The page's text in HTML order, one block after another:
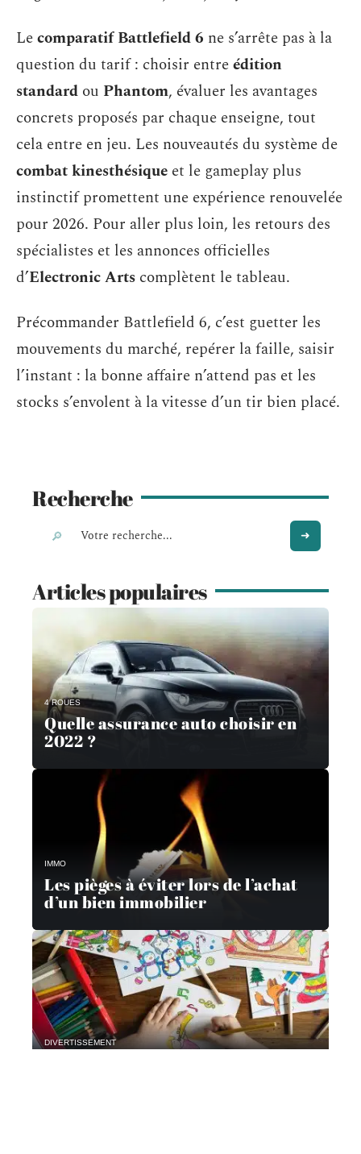
Lecomparatif Battlefield 6 ne s’arrête pas à la
question du tarif : choisir entreédition
standard ou Phantom, évaluer les avantages
concrets proposés par chaque enseigne, tout
cela entre en jeu. Les nouveautés du système de
combat kinesthésique et le gameplay plus
instinctif promettent une expérience renouvelée
pour 2026. Pour aller plus loin, les retours des
spécialistes et les annonces officielles
d’Electronic Arts complètent le tableau.
Précommander Battlefield 6, c’est guetter les
mouvements du marché, repérer la faille, saisir
l’instant : la bonne affaire n’attend pas et les
stocks s’envolent à la vitesse d’un tir bien placé.
Recherche
Articles populaires
4 ROUES
Quelle assurance auto choisir en
2022 ?
IMMO
Les pièges à éviter lors de l’achat
d’un bien immobilier
DIVERTISSEMENT